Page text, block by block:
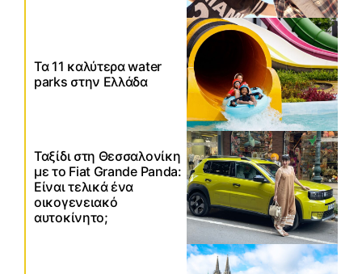
Τα 11 καλύτερα water
parks στην Ελλάδα
Ταξίδι στη Θεσσαλονίκη
με το Fiat Grande Panda:
Είναι τελικά ένα
οικογενειακό
αυτοκίνητο;